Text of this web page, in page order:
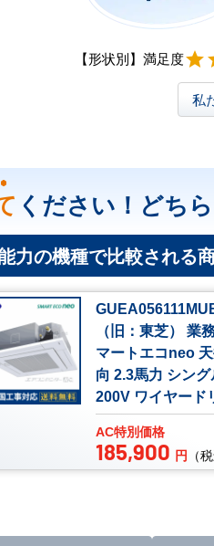
【形状別】満足度star
私
ください！どち
力の機種で比較される
（旧：東芝） 業
マートエコneo
向 2.3馬力 シン
200V ワイヤード
AC特別価格
185,900 円 （